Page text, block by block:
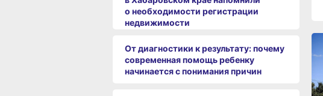
о необходимости регистрации
недвижимости
От диагностики к результату: почему
современная помощь ребенку
начинается с понимания причин